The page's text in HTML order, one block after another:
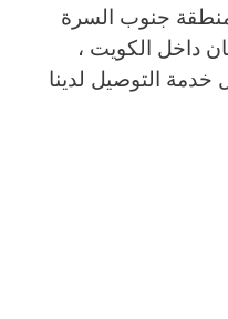
جنوب السرة
داخل الكويت ،
التوصيل لدينا